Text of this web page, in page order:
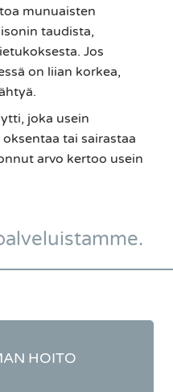
munuaisten
taudista,
Jos
on liian korkea,
joka usein
tai sairastaa
arvo kertoo usein
HOITO